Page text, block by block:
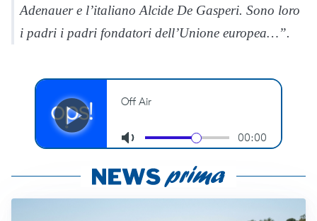
Adenauer e l’italiano Alcide De Gasperi. Sono loro
i padri i padri fondatori dell’Unione europea…”.